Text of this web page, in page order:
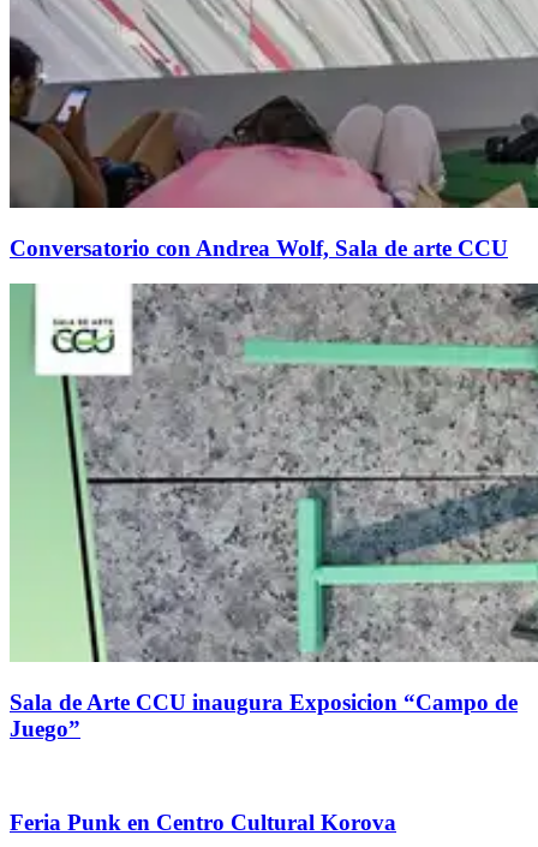
Conversatorio con Andrea Wolf, Sala de arte CCU
Sala de Arte CCU inaugura Exposicion “Campo de
Juego”
Feria Punk en Centro Cultural Korova